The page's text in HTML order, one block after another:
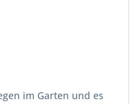
im Garten und es